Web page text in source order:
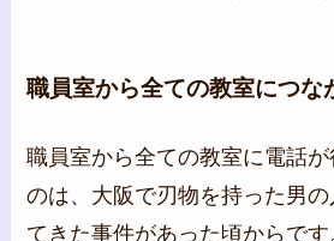
職員室から全ての教室につな
職員室から全ての教室に電話
のは、大阪で刃物を持った男
てきた事件があった頃からで